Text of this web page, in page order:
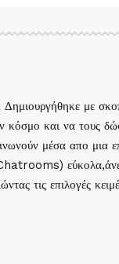
με
κόσμο και να τους
μέσα απο μια
τις επιλογές